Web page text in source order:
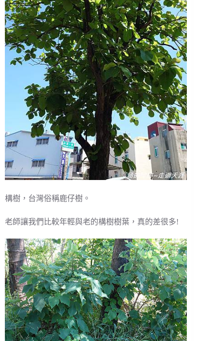
構樹，台灣俗稱鹿仔樹。
老師讓我們比較年輕與老的構樹樹葉，真的差很多!